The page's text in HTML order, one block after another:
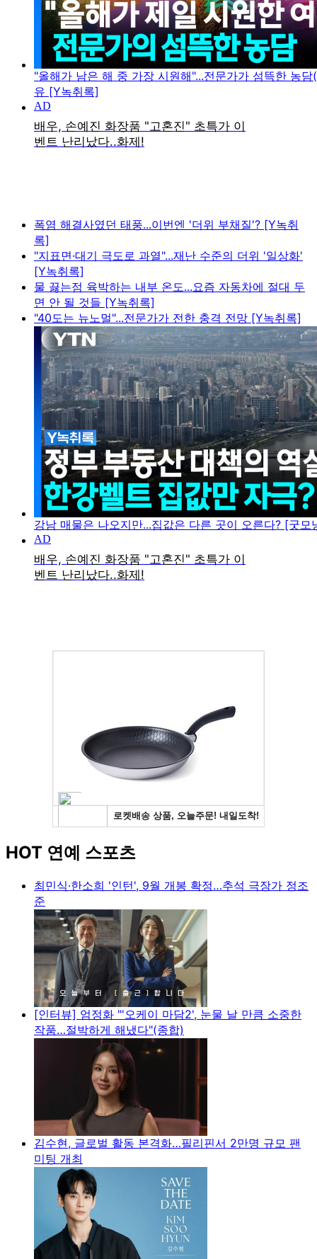
"올해가 남은 해 중 가장 시원해"...전문가가 섬뜩한 농
유 [Y녹취록]
폭염 해결사였던 태풍...이번엔 '더위 부채질'? [Y녹취
록]
"지표면·대기 극도로 과열"...재난 수준의 더위 '일상화'
[Y녹취록]
물 끓는점 육박하는 내부 온도...요즘 자동차에 절대 두
면 안 될 것들 [Y녹취록]
"40도는 뉴노멀"...전문가가 전한 충격 전망 [Y녹취록]
강남 매물은 나오지만...집값은 다른 곳이 오른다? [굿모
HOT 연예 스포츠
최민식·한소희 '인턴', 9월 개봉 확정…추석 극장가 정조
준
[인터뷰] 엄정화 "'오케이 마담2', 눈물 날 만큼 소중한
작품…절박하게 해냈다"(종합)
김수현, 글로벌 활동 본격화…필리핀서 2만명 규모 팬
미팅 개최